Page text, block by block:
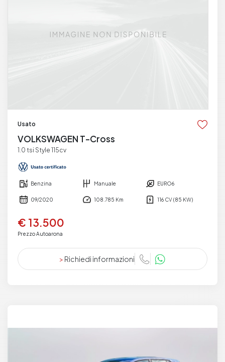
Usato
VOLKSWAGEN T-Cross
1.0 tsi Style 115cv
Benzina Manuale EURO6
09/2020 108.785 Km 116 CV (85 KW)
€ 13.500
Prezzo Autoarona
> Richiedi informazioni